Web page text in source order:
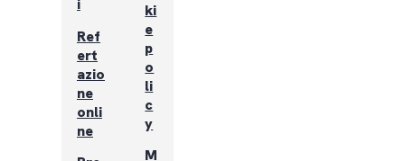
i
Ref
ert
azio
ne
onli
ne
ki
e
p
o
li
c
y
M